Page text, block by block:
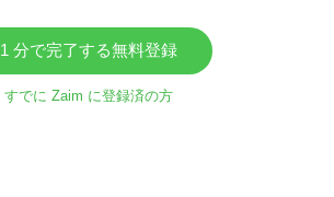
1 分で完了する無料登録
すでに Zaim に登録済の方